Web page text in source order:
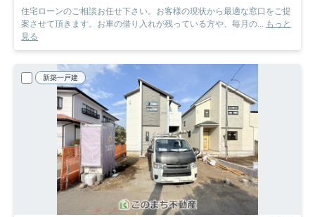
住宅ローンのご相談お任せ下さい。お客様の現状から最適な窓口をご提
案させて頂きます。お車の借り入れが残っている方や、毎月の... もっと
見る
新築一戸建